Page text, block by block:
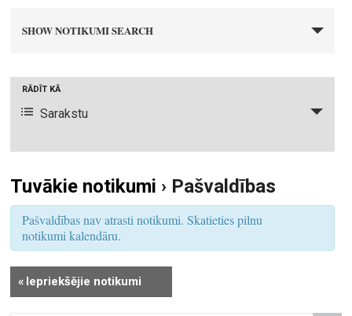
i
S
e
r
c
h
SHOW NOTIKUMI SEARCH
i
u
m
V
i
e
RĀDĪT KĀ
Sarakstu
Tuvākie notikumi › Pašvaldības
Pašvaldības nav atrasti notikumi. Skatieties pilnu
notikumi kalendāru.
« Iepriekšējie notikumi